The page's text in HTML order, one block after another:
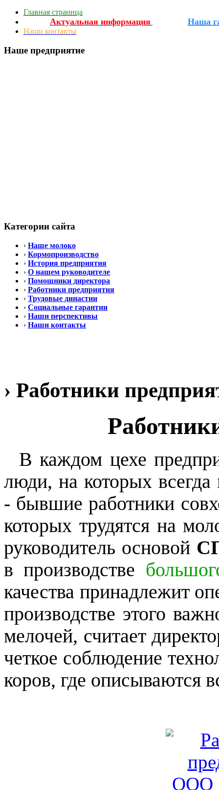
Главная страница
Актуальная информация Наша
Наши контакты
Наше предприятие
Категории сайта
› Наше молоко
› Кормопроизводство
› История предприятия
› О нашем руководителе
› Помощники директора
› Работники предприятия
› Трудовые династии
› Социальные гарантии
› Наши перспективы
› Наши контакты
› Работники
В каждом цехе
люди, на которых
- бывшие работники
которых трудятся на
руководитель основой
в производстве
качества принадлежит
производстве этого
мелочей, считает
четкое соблюдение
коров, где описываются